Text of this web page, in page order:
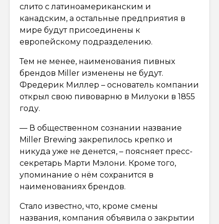
слито с латиноамериканским и
канадским, а остальные предприятия в
мире будут присоединены к
европейскому подразделению.
Тем не менее, наименования пивных
брендов Miller изменены не будут.
Фредерик Миллер – основатель компании
открыл свою пивоварню в Милуоки в 1855
году.
— В общественном сознании название
Miller Brewing закрепилось крепко и
никуда уже не денется, – поясняет пресс-
секретарь Марти Мэлони. Кроме того,
упоминание о нём сохранится в
наименованиях брендов.
Стало известно, что, кроме смены
названия, компания объявила о закрытии